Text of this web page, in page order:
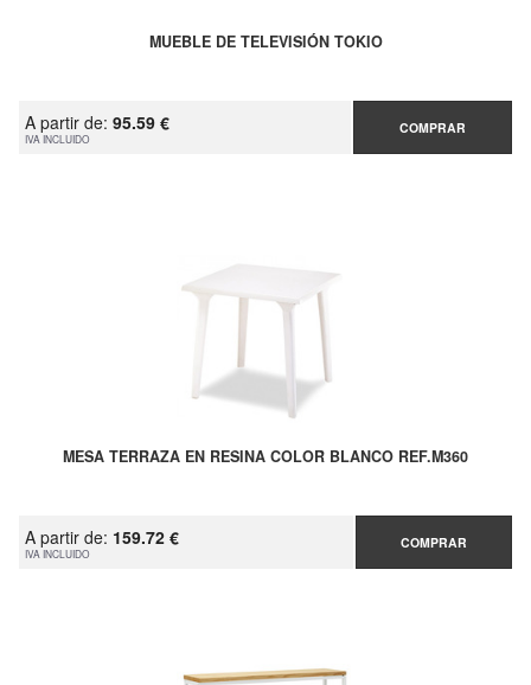
MUEBLE DE TELEVISIÓN TOKIO
A partir de: 95.59 €
IVA INCLUIDO
COMPRAR
MESA TERRAZA EN RESINA COLOR BLANCO REF.M360
A partir de: 159.72 €
IVA INCLUIDO
COMPRAR